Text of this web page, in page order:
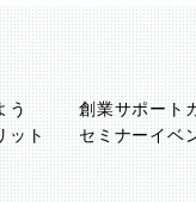
う 創業サポート
ット セミナーイベ